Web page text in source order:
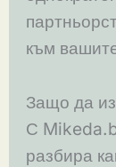
към
Защо да
С
разбира